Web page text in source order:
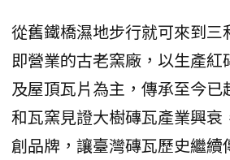
從舊鐵橋濕地步行就可來到三
即營業的古老窯廠，以生產紅
及屋頂瓦片為主，傳承至今已
和瓦窯見證大樹磚瓦產業興衰
創品牌，讓臺灣磚瓦歷史繼續